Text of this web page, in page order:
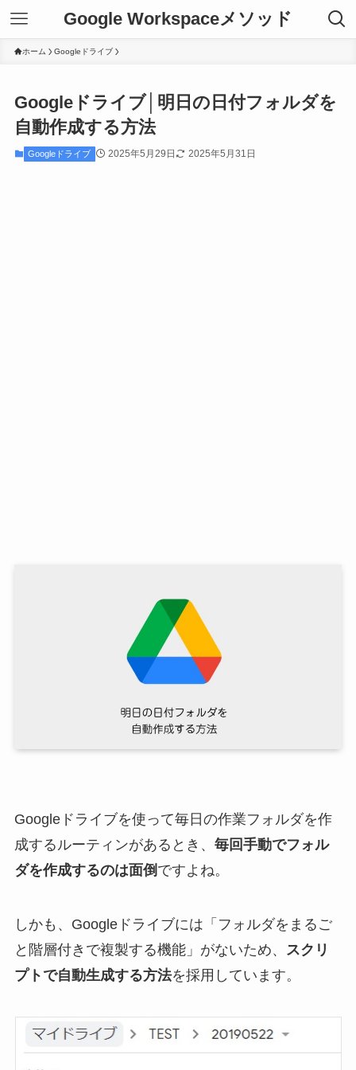
Google Workspaceメソッド
ホーム Googleドライブ
Googleドライブ│明日の日付フォルダを
自動作成する方法
Googleドライブ 2025年5月29日 2025年5月31日
Googleドライブを使って毎日の作業フォルダを作
成するルーティンがあるとき、 毎回手動でフォル
ダを作成するのは面倒 ですよね。
しかも、Googleドライブには「フォルダをまるご
と階層付きで複製する機能」がないため、
スクリ
プトで自動生成する方法を採用しています。